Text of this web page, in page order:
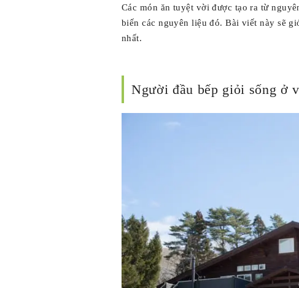
Các món ăn tuyệt vời được tạo ra từ
biến các nguyên liệu đó. Bài viết này sẽ
nhất.
Người đầu bếp giỏi sống ở